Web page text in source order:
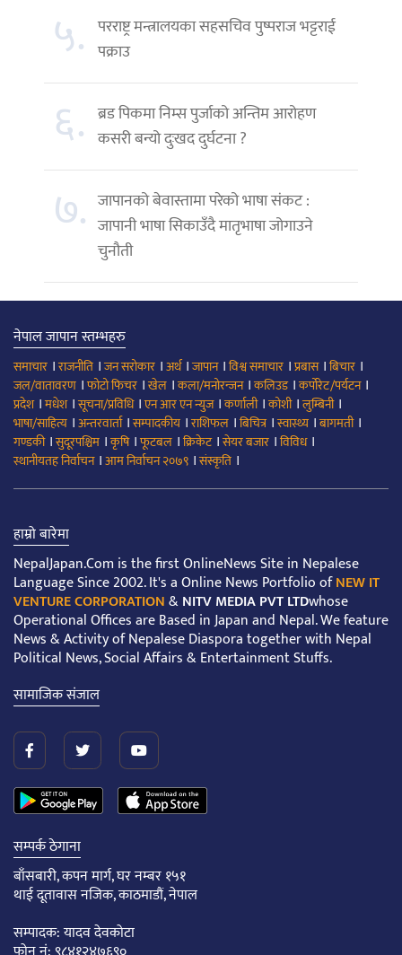
५. परराष्ट्र मन्त्रालयका सहसचिव पुष्पराज भट्टराई
पक्राउ
६. ब्रड पिकमा निम्स पुर्जाको अन्तिम आरोहण
कसरी बन्यो दुःखद दुर्घटना ?
७. जापानको बेवास्तामा परेको भाषा संकट :
जापानी भाषा सिकाउँदै मातृभाषा जोगाउने
चुनौती
नेपाल जापान स्तम्भहरु
समाचार ।राजनीति ।जन सरोकार ।अर्थ।जापान।विश्व समाचार ।प्रबास।बिचार ।
जल/वातावरण ।फोटो फिचर ।खेल ।कला/मनोरन्जन।कलिउड।कर्पोरेट/पर्यटन।
प्रदेश।मधेश।सूचना/प्रविधि।एन आर एन न्युज।कर्णाली।कोशी।लुम्बिनी।
भाषा/साहित्य ।अन्तरवार्ता।सम्पादकीय ।राशिफल ।बिचित्र।स्वास्थ्य ।बागमती।
गण्डकी।सुदूरपश्चिम ।कृषि।फूटबल ।क्रिकेट।सेयर बजार ।विविध।
स्थानीयतह निर्वाचन।आम निर्वाचन २०७९ ।संस्कृति ।
हाम्रो बारेमा
NepalJapan.Com is the first OnlineNews Site in Nepalese
Language Since 2002. It's a Online News Portfolio ofNEW IT
VENTURE CORPORATION&NITV MEDIA PVT LTDwhose
Operational Offices are Based in Japan and Nepal. We feature
News & Activity of Nepalese Diaspora together with Nepal
Political News, Social Affairs & Entertainment Stuffs.
सामाजिक संजाल
सम्पर्क ठेगाना
बाँसबारी, कपन मार्ग, घर नम्बर १५१
थाई दूतावास नजिक, काठमाडौं, नेपाल
सम्पादक: यादव देवकोटा